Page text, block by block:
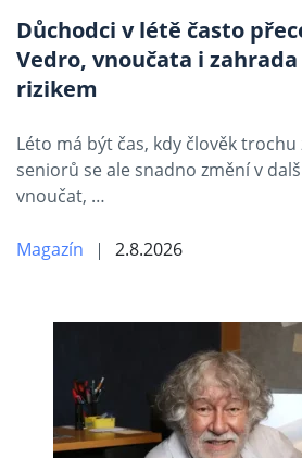
Důchodci v létě často
Vedro, vnoučata i
rizikem
Léto má být čas, kdy člověk
seniorů se ale snadno změní v
vnoučat, …
Magazín 2.8.2026